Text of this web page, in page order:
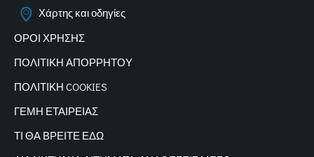
Χάρτης και οδηγίες
ΟΡΟΙ ΧΡΗΣΗΣ
ΠΟΛΙΤΙΚΗ ΑΠΟΡΡΗΤΟΥ
ΠΟΛΙΤΙΚΗ COOKIES
ΓΕΜΗ ΕΤΑΙΡΕΙΑΣ
ΤΙ ΘΑ ΒΡΕΙΤΕ ΕΔΩ